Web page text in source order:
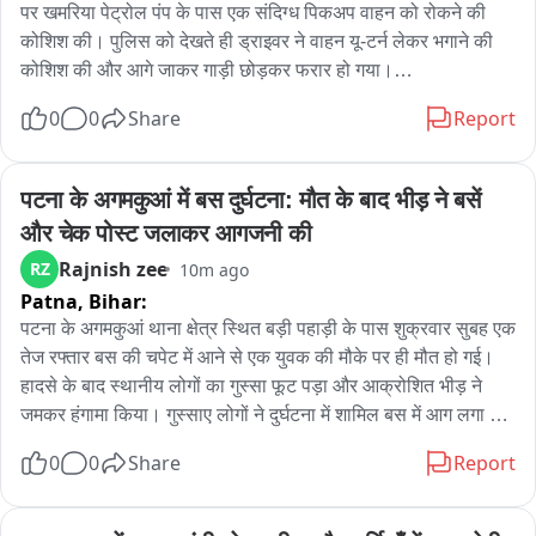
की, लेकिन साथ ही कोतवाल सुशील कुमार से जल्द खुलासा कर आरोपियों
को गिरफ्तार करने की मांग की। उन्होंने चेतावनी दी कि यदि शीघ्र गिरफ्तारी
नहीं हुई तो करणी सेना व्यापक आंदोलन शुरू करेगी।
जल्द ही पूरे मामले का खुलासा कर आरोपियों को गिरफ्तार कर लिया जाएगा।
बाइट:सूरज चौधरी, प्रदेश अध्यक्ष, करणी सेना
पर खमरिया पेट्रोल पंप के पास एक संदिग्ध पिकअप वाहन को रोकने की
कोशिश की। पुलिस को देखते ही ड्राइवर ने वाहन यू-टर्न लेकर भगाने की
कोशिश की और आगे जाकर गाड़ी छोड़कर फरार हो गया।
रखी हुई थीं। लेकिन बोरियां हटाते ही पुलिस के भी होश उड़ गए—आलू के
जब्त की शराब की कुल कीमत 11 लाख 19 हजार रुपये बताई जा रही है।
पुलिस ने वाहन और शराब को जब्त कर आबकारी अधिनियम की धारा 34(2)
के तहत मामला दर्ज कर लिया है और फरार ड्राइवर व गाड़ी मालिक की
सरगर्मी से तलाश शुरू कर दी है.
0 0 Share Report
पटना के अगमकुआं में बस दुर्घटना: मौत के बाद भीड़ ने बसें
और चेक पोस्ट जलाकर आगजनी की
RZ Rajnish zee 10m ago
Patna, Bihar:
पटना के अगमकुआं थाना क्षेत्र स्थित बड़ी पहाड़ी के पास शुक्रवार सुबह एक
तेज रफ्तार बस की चपेट में आने से एक युवक की मौके पर ही मौत हो गई।
हादसे के बाद स्थानीय लोगों का गुस्सा फूट पड़ा और आक्रोशित भीड़ ने
जमकर हंगामा किया। गुस्साए लोगों ने दुर्घटना में शामिल बस में आग लगा
आग के हवाले कर दिया। वहीं, चेक पोस्ट के पास खड़ी पुलिस की दो गाड़ियों
पटना बाईपास पर यातायात पूरी तरह ठप हो गया। सूचना मिलते ही बाईपास
0 0 Share Report